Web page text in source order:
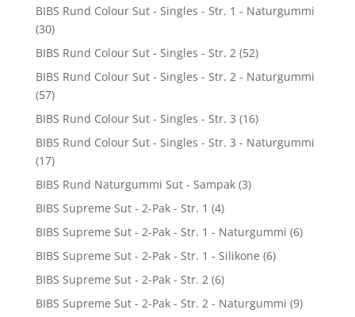
BIBS Rund Colour Sut - Singles - Str. 1 - Naturgummi
(30)
BIBS Rund Colour Sut - Singles - Str. 2 (52)
BIBS Rund Colour Sut - Singles - Str. 2 - Naturgummi
(57)
BIBS Rund Colour Sut - Singles - Str. 3 (16)
BIBS Rund Colour Sut - Singles - Str. 3 - Naturgummi
(17)
BIBS Rund Naturgummi Sut - Sampak (3)
BIBS Supreme Sut - 2-Pak - Str. 1 (4)
BIBS Supreme Sut - 2-Pak - Str. 1 - Naturgummi (6)
BIBS Supreme Sut - 2-Pak - Str. 1 - Silikone (6)
BIBS Supreme Sut - 2-Pak - Str. 2 (6)
BIBS Supreme Sut - 2-Pak - Str. 2 - Naturgummi (9)